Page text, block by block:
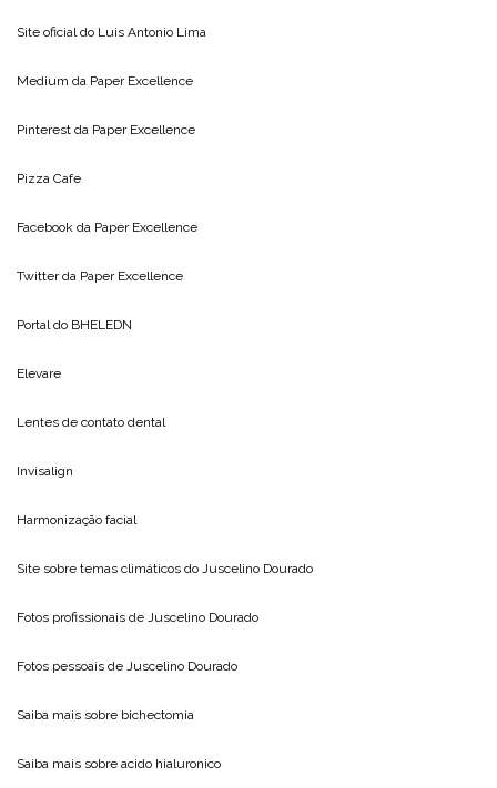
Site oficial do Luis Antonio Lima
Medium da Paper Excellence
Pinterest da Paper Excellence
Pizza Cafe
Facebook da Paper Excellence
Twitter da Paper Excellence
Portal do BHELEDN
Elevare
Lentes de contato dental
Invisalign
Harmonização facial
Site sobre temas climáticos do Juscelino Dourado
Fotos profissionais de Juscelino Dourado
Fotos pessoais de Juscelino Dourado
Saiba mais sobre bichectomia
Saiba mais sobre acido hialuronico